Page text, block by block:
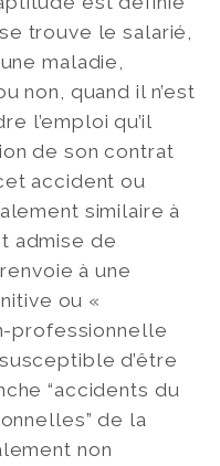
trouve le salarié,
maladie,
non, quand il n’est
l’emploi qu’il
de son contrat
accident ou
similaire à
admise de
à une
ou «
professionnelle
d’être
“accidents du
de la
non